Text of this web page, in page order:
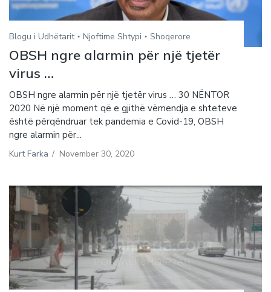
Blogu i Udhëtarit Njoftime Shtypi Shoqerore
OBSH ngre alarmin për një tjetër
virus …
OBSH ngre alarmin për një tjetër virus … 30 NËNTOR
2020 Në një moment që e gjithë vëmendja e shteteve
është përqëndruar tek pandemia e Covid-19, OBSH
ngre alarmin për...
Kurt Farka / November 30, 2020